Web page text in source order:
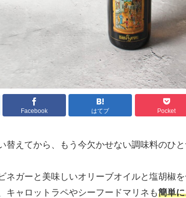
Facebook はてブ Pocket
替えてから、もう今欠かせない調味料のひと
ネガーと美味しいオリーブオイルと塩胡椒
キャロットラペやシーフードマリネも簡単